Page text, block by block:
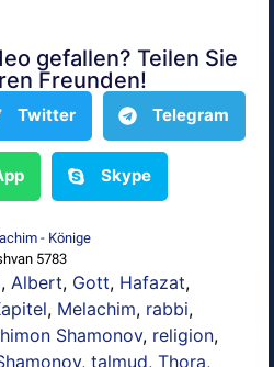
gefallen? Teilen Sie
Freunden!
Twitter Telegram
Skype
- Könige
5783
, Albert, Gott, Hafazat,
, Melachim, rabbi,
Shamonov, religion,
, talmud, Thora,